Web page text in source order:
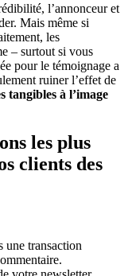
l’annonceur et
Mais même si
les
– surtout si vous
pour le témoignage a
ruiner l’effet de
tangibles à l’image
les plus
clients des
une transaction